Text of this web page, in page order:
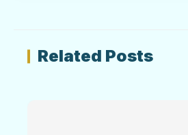
Related Posts